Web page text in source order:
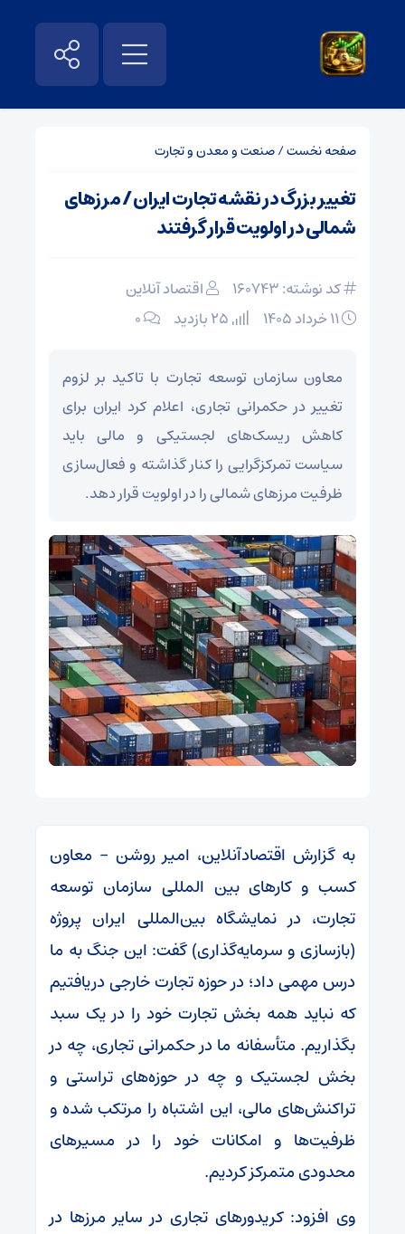
صفحه نخست/صنعت و معدن و تجارت
تغییر بزرگ در نقشه تجارت ایران / مرز‌های
شمالی در اولویت قرار گرفتند
کد نوشته: 160743
اقتصاد آنلاین
۰
معاون سازمان توسعه تجارت با تاکید بر لزوم
تغییر در حکمرانی تجاری، اعلام کرد ایران برای
کاهش ریسک‌های لجستیکی و مالی باید
سیاست تمرکزگرایی را کنار گذاشته و فعال‌سازی
ظرفیت مرز‌های شمالی را در اولویت قرار دهد.
به گزارش اقتصادآنلاین، امیر روشن – معاون
کسب و کار‌های بین المللی سازمان توسعه
تجارت، در نمایشگاه بین‌المللی ایران پروژه
(بازسازی و سرمایه‌گذاری) گفت: این جنگ به ما
درس مهمی داد؛ در حوزه تجارت خارجی دریافتیم
که نباید همه بخش تجارت خود را در یک سبد
بگذاریم. متأسفانه ما در حکمرانی تجاری، چه در
بخش لجستیک و چه در حوزه‌های تراستی و
تراکنش‌های مالی، این اشتباه را مرتکب شده و
ظرفیت‌ها و امکانات خود را در مسیر‌های
محدودی متمرکز کردیم.
وی افزود: کریدور‌های تجاری در سایر مرز‌ها در